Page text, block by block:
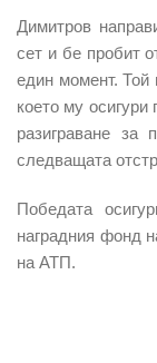
Димитров
сет и бе пробит
един момент. Той
което му
разиграване
следващата
Победата
наградния фонд
на АТП.